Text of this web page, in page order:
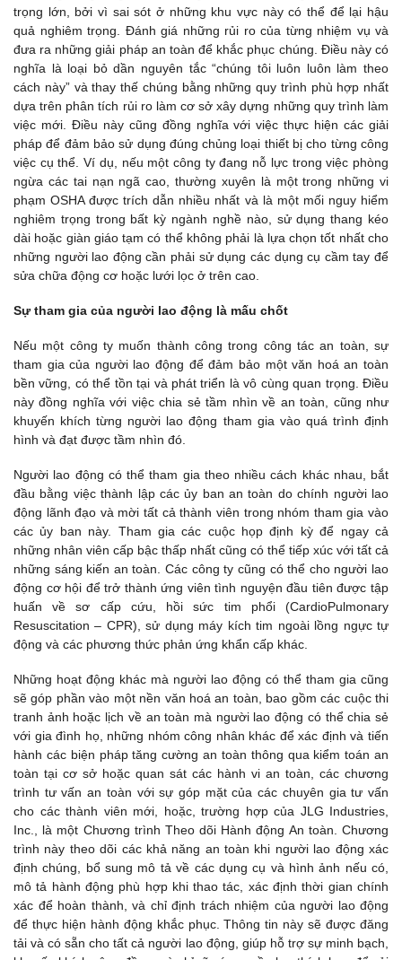
trọng lớn, bởi vì sai sót ở những khu vực này có thể để lại hậu
quả nghiêm trọng. Đánh giá những rủi ro của từng nhiệm vụ và
đưa ra những giải pháp an toàn để khắc phục chúng. Điều này có
nghĩa là loại bỏ dần nguyên tắc “chúng tôi luôn luôn làm theo
cách này” và thay thế chúng bằng những quy trình phù hợp nhất
dựa trên phân tích rủi ro làm cơ sở xây dựng những quy trình làm
việc mới. Điều này cũng đồng nghĩa với việc thực hiện các giải
pháp để đảm bảo sử dụng đúng chủng loại thiết bị cho từng công
việc cụ thể. Ví dụ, nếu một công ty đang nỗ lực trong việc phòng
ngừa các tai nạn ngã cao, thường xuyên là một trong những vi
phạm OSHA được trích dẫn nhiều nhất và là một mối nguy hiểm
nghiêm trọng trong bất kỳ ngành nghề nào, sử dụng thang kéo
dài hoặc giàn giáo tạm có thể không phải là lựa chọn tốt nhất cho
những người lao động cần phải sử dụng các dụng cụ cầm tay để
sửa chữa động cơ hoặc lưới lọc ở trên cao.
Sự tham gia của người lao động là mấu chốt
Nếu một công ty muốn thành công trong công tác an toàn, sự
tham gia của người lao động để đảm bảo một văn hoá an toàn
bền vững, có thể tồn tại và phát triển là vô cùng quan trọng. Điều
này đồng nghĩa với việc chia sẻ tầm nhìn về an toàn, cũng như
khuyến khích từng người lao động tham gia vào quá trình định
hình và đạt được tầm nhìn đó.
Người lao động có thể tham gia theo nhiều cách khác nhau, bắt
đầu bằng việc thành lập các ủy ban an toàn do chính người lao
động lãnh đạo và mời tất cả thành viên trong nhóm tham gia vào
các ủy ban này. Tham gia các cuộc họp định kỳ để ngay cả
những nhân viên cấp bậc thấp nhất cũng có thể tiếp xúc với tất cả
những sáng kiến an toàn. Các công ty cũng có thể cho người lao
động cơ hội để trở thành ứng viên tình nguyện đầu tiên được tập
huấn về sơ cấp cứu, hồi sức tim phổi (CardioPulmonary
Resuscitation – CPR), sử dụng máy kích tim ngoài lồng ngực tự
động và các phương thức phản ứng khẩn cấp khác.
Những hoạt động khác mà người lao động có thể tham gia cũng
sẽ góp phần vào một nền văn hoá an toàn, bao gồm các cuộc thi
tranh ảnh hoặc lịch về an toàn mà người lao động có thể chia sẻ
với gia đình họ, những nhóm công nhân khác để xác định và tiến
hành các biện pháp tăng cường an toàn thông qua kiểm toán an
toàn tại cơ sở hoặc quan sát các hành vi an toàn, các chương
trình tư vấn an toàn với sự góp mặt của các chuyên gia tư vấn
cho các thành viên mới, hoặc, trường hợp của JLG Industries,
Inc., là một Chương trình Theo dõi Hành động An toàn. Chương
trình này theo dõi các khả năng an toàn khi người lao động xác
định chúng, bổ sung mô tả về các dụng cụ và hình ảnh nếu có,
mô tả hành động phù hợp khi thao tác, xác định thời gian chính
xác để hoàn thành, và chỉ định trách nhiệm của người lao động
để thực hiện hành động khắc phục. Thông tin này sẽ được đăng
tải và có sẵn cho tất cả người lao động, giúp hỗ trợ sự minh bạch,